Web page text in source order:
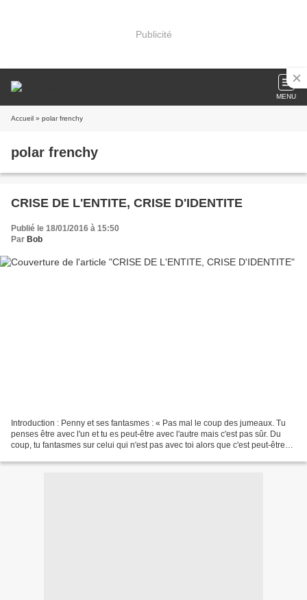
Publicité
MENU
Accueil » polar frenchy
polar frenchy
CRISE DE L'ENTITE, CRISE D'IDENTITE
Publié le 18/01/2016 à 15:50
Par Bob
Introduction : Penny et ses fantasmes : « Pas mal le coup des jumeaux. Tu
penses être avec l'un et tu es peut-être avec l'autre mais c'est pas sûr. Du
coup, tu fantasmes sur celui qui n'est pas avec toi alors que c'est peut-être